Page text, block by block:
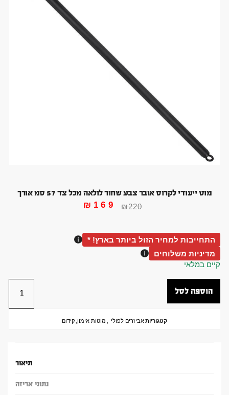
מוט ייעודי לקרוס אובר צבע שחור לולאה מכל צד 57 סמ אורך
₪220
₪ 169
התחייבות למחיר הזול ביותר בארץ! *
מדיניות משלוחים
קיים במלאי
הוספה לסל
קטגוריותאביזרים לפולי , מוטות אימון,קידום
תיאור
נתוני אריזה